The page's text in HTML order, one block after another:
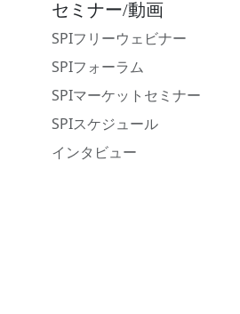
セミナー/動画
SPIフリーウェビナー
SPIフォーラム
SPIマーケットセミナー
SPIスケジュール
インタビュー